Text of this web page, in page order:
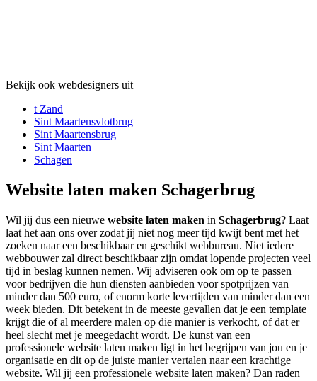
Bekijk ook webdesigners uit
t Zand
Sint Maartensvlotbrug
Sint Maartensbrug
Sint Maarten
Schagen
Website laten maken Schagerbrug
Wil jij dus een nieuwe website laten maken in Schagerbrug? Laat
laat het aan ons over zodat jij niet nog meer tijd kwijt bent met het
zoeken naar een beschikbaar en geschikt webbureau. Niet iedere
webbouwer zal direct beschikbaar zijn omdat lopende projecten veel
tijd in beslag kunnen nemen. Wij adviseren ook om op te passen
voor bedrijven die hun diensten aanbieden voor spotprijzen van
minder dan 500 euro, of enorm korte levertijden van minder dan een
week bieden. Dit betekent in de meeste gevallen dat je een template
krijgt die of al meerdere malen op die manier is verkocht, of dat er
heel slecht met je meegedacht wordt. De kunst van een
professionele website laten maken ligt in het begrijpen van jou en je
organisatie en dit op de juiste manier vertalen naar een krachtige
website. Wil jij een professionele website laten maken? Dan raden